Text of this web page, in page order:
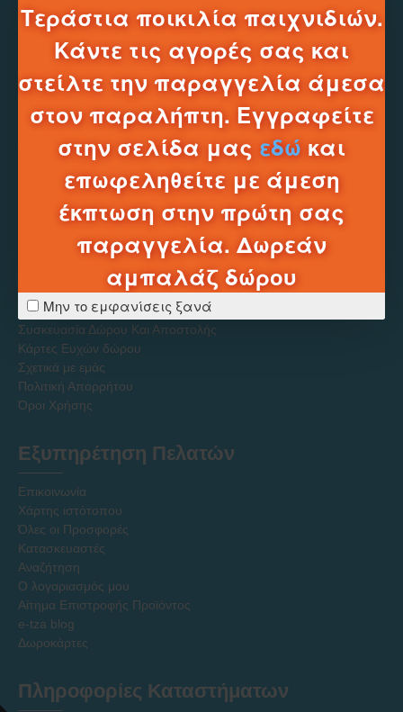
Τεράστια ποικιλία παιχνιδιών.
Κάντε τις αγορές σας και
στείλτε την παραγγελία άμεσα
στον παραλήπτη. Εγγραφείτε
στην σελίδα μας εδώ και
επωφεληθείτε με άμεση
έκπτωση στην πρώτη σας
παραγγελία. Δωρεάν
αμπαλάζ δώρου
Μην το εμφανίσεις ξανά
Τηλεφωνικό Κέντρο e-shop
______
2331331752
Δευ-Σαβ 10:00 - 20:00
Πληροφοριες
Τρόποι Πληρωμής
Τρόποι Αποστολών
Τρόποι Επιστροφών
Πολιτική Εκπτώσεων - Τιμών - Προσφορών
Συσκευασία Δώρου Και Αποστολής
Κάρτες Ευχών δώρου
Σχετικά με εμάς
Πολιτική Απορρήτου
Όροι Χρήσης
Εξυπηρέτηση Πελατών
Επικοινωνία
Χάρτης ιστότοπου
Όλες οι Προσφορές
Κατασκευαστές
Αναζήτηση
Ο λογαριασμός μου
Αίτημα Επιστροφής Προϊόντος
e-tza blog
Δωροκάρτες
Πληροφορίες Καταστήματων